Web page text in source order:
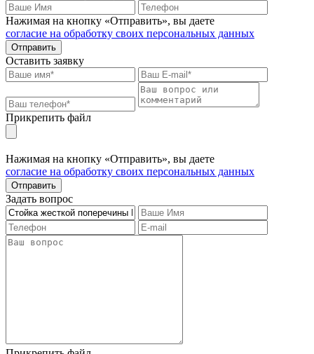
Нажимая на кнопку «Отправить», вы даете
согласие на обработку своих персональных данных
Отправить
Оставить заявку
Прикрепить файл
Нажимая на кнопку «Отправить», вы даете
согласие на обработку своих персональных данных
Отправить
Задать вопрос